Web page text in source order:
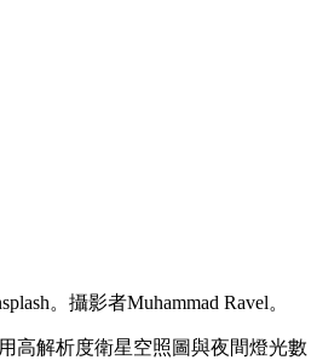
。攝影者Muhammad Ravel。
高解析度衛星空照圖與夜間燈光數